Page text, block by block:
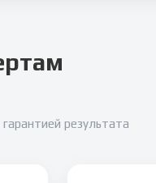
результата